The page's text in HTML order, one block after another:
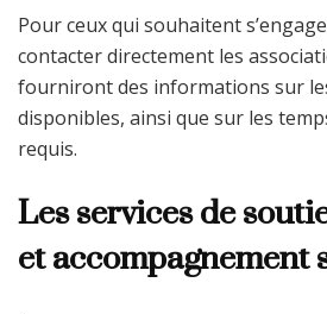
Pour ceux qui souhaitent
contacter directement les
fourniront des informations sur
disponibles, ainsi que sur les
requis.
Les services de
et accompagnement